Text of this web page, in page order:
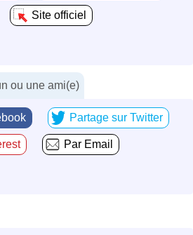
Site officiel
ou une ami(e)
Partage sur Twitter
Par Email